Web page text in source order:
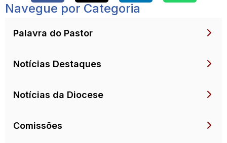
Navegue por Categoria
Palavra do Pastor
Notícias Destaques
Notícias da Diocese
Comissões